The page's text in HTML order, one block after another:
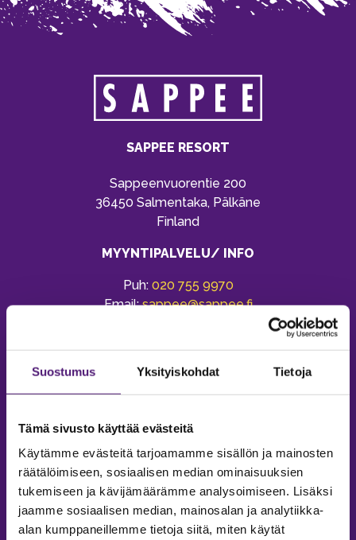
Suostumus Yksityiskohdat Tietoja
Tämä sivusto käyttää evästeitä
Käytämme evästeitä tarjoamamme sisällön ja mainosten
räätälöimiseen, sosiaalisen median ominaisuuksien
tukemiseen ja kävijämäärämme analysoimiseen. Lisäksi
jaamme sosiaalisen median, mainosalan ja analytiikka-
alan kumppaneillemme tietoja siitä, miten käytät
SAPPEE RESORT
Sappeenvuorentie 200
36450 Salmentaka, Pälkäne
Finland
MYYNTIPALVELU/ INFO
Puh: 020 755 9970
Email:sappee@sappee.fi